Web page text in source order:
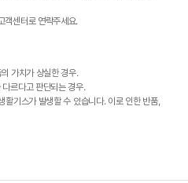
객센터로 연락주세요.
가치가 상실한 경우.
르다고 판단되는 경우.
기스가 발생할 수 있습니다. 이로 인한 반품,